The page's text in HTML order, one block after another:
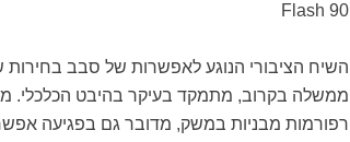
Flash 90
השיח הציבורי הנוגע לאפשרות של סבב
ממשלה בקרוב, מתמקד בעיקר בהיבט הכלכלי.
רפורמות מבניות במשק, מדובר גם בפגיעה